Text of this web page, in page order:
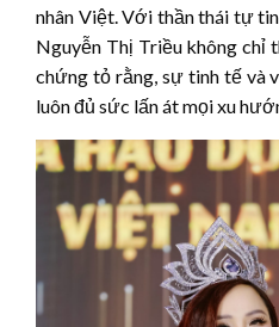
nhân Việt. Với thần thái tự
Nguyễn Thị Triều không chỉ
chứng tỏ rằng, sự tinh tế và
luôn đủ sức lấn át mọi xu